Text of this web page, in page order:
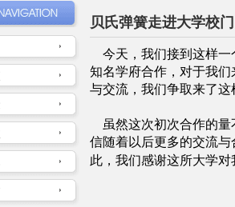
贝氏弹簧走进大学校门
今天 ， 我们接到这样
知名学府合作，对于我们
与交流，我们争取来了这
虽然这次初次合作的量
信随着以后更多的交流与
此，我们感谢这所大学对